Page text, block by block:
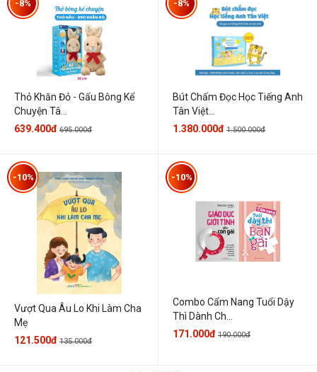
Thỏ Khăn Đỏ - Gấu Bông Kể
Chuyện Tâ...
-8%
639.400đ 695.000đ
Bút Chấm Đọc Học Tiếng Anh
Tân Việt...
-8%
1.380.000đ 1.500.000đ
Vượt Qua Âu Lo Khi Làm Cha
Mẹ
-10%
121.500đ 135.000đ
Combo Cẩm Nang Tuổi Dậy
Thì Dành Ch...
-10%
171.000đ 190.000đ